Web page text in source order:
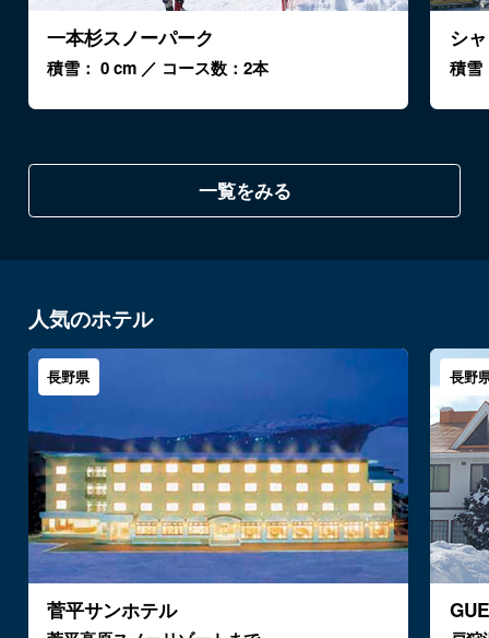
一本杉スノーパーク
積雪： 0 cm ／ コース数：2本
シ
積雪
一覧をみる
人気のホテル
長野県
菅平サンホテル
長野